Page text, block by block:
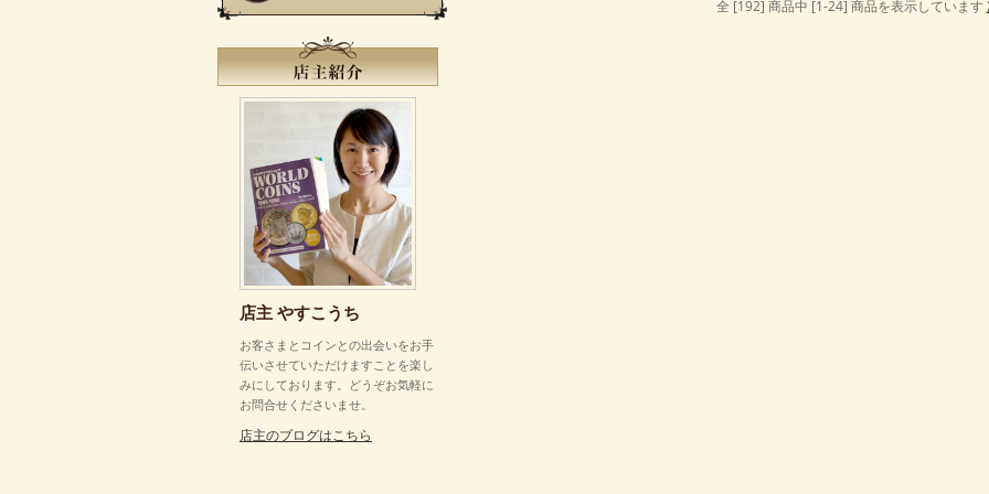
全 [192] 商品中 [1-24] 商品を表示しています
店主 やすこうち
お客さまとコインとの出会いをお手
伝いさせていただけますことを楽し
みにしております。どうぞお気軽に
お問合せくださいませ。
店主のブログはこちら